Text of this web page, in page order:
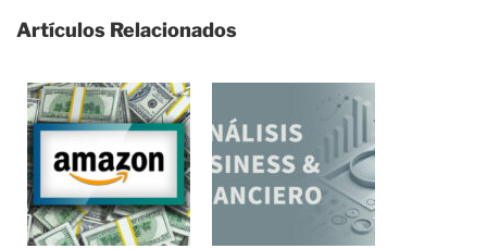
Artículos Relacionados